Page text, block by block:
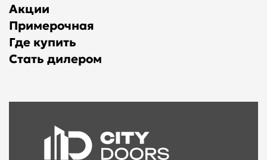
Акции
Примерочная
Где купить
Стать дилером